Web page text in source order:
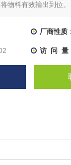
物料有效输出到位。
厂商性质
访 问 量